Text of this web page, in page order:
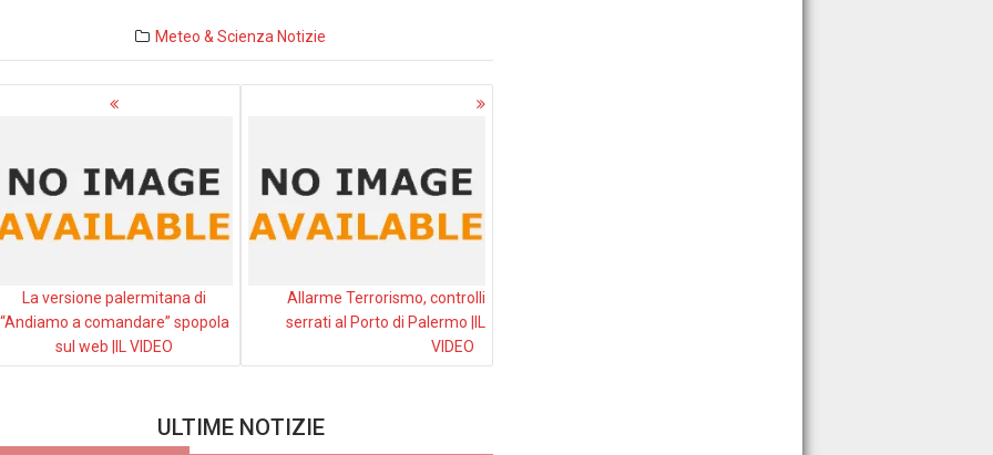
Meteo & Scienza Notizie
La versione palermitana di
“Andiamo a comandare” spopola
sul web |IL VIDEO
Allarme Terrorismo, controlli
serrati al Porto di Palermo |IL
VIDEO
ULTIME NOTIZIE